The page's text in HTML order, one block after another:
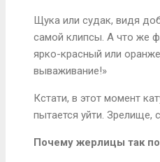
Щука или судак, видя
самой клипсы. А что же
ярко-красный или
вываживание!»
Кстати, в этот момент
пытается уйти. Зрелище,
Почему жерлицы так